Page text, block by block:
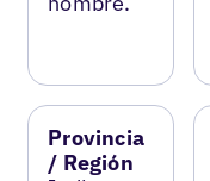
Provincia
/ Región